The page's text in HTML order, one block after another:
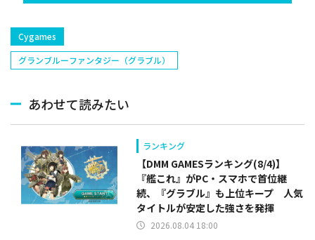
Cygames
グランブルーファンタジー（グラブル）
あわせて読みたい
ランキング
【DMM GAMESランキング(8/4)】
『艦これ』がPC・スマホで首位継
続、『グラブル』も上位キープ 人気
タイトルが安定した強さを発揮
2026.08.04 18:00